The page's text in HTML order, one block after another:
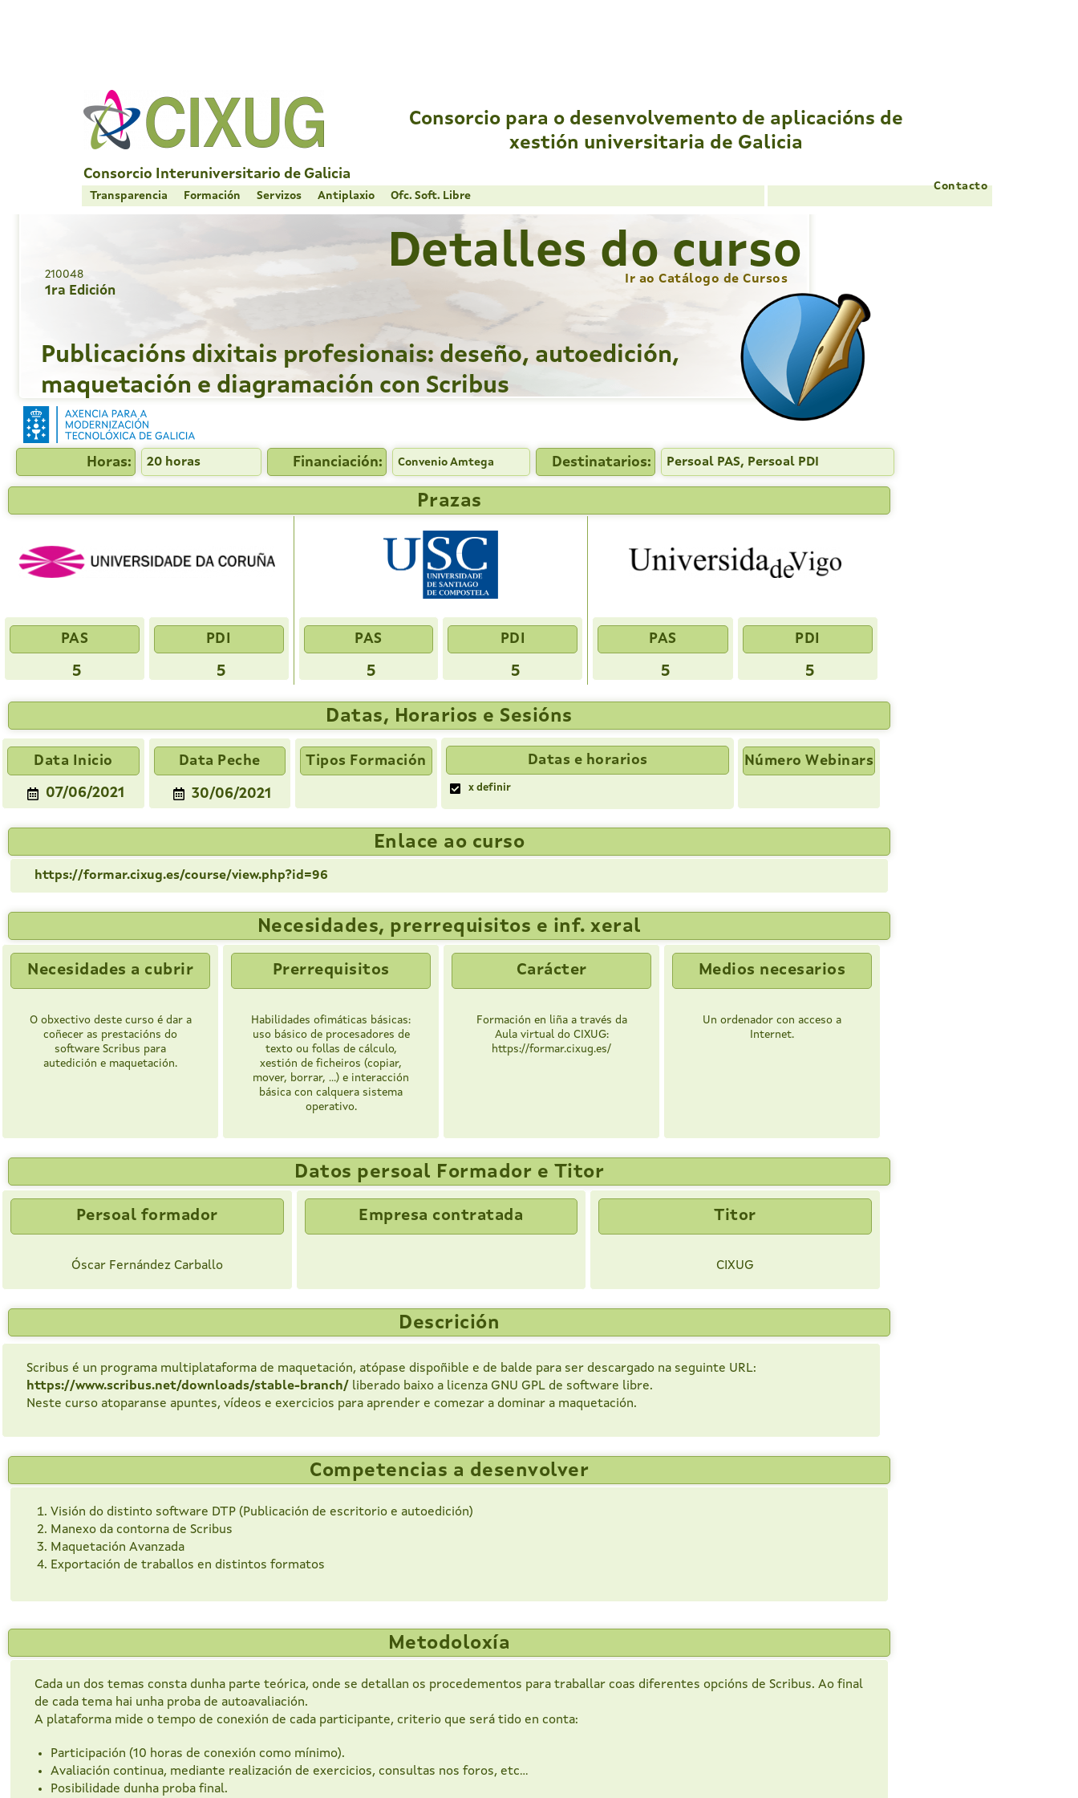
Consorcio Interuniversitario de Galicia
Consorcio para o desenvolvemento de aplicacións de
xestión universitaria de Galicia
Transparencia Formación Servizos Antiplaxio Ofc. Soft. Libre
Contacto
Detalles do curso
Ir ao Catálogo de Cursos
210048
1ra Edición
Publicacións dixitais profesionais: deseño, autoedición,
maquetación e diagramación con Scribus
Horas: 20 horas Financiación: Convenio Amtega Destinatarios: Persoal PAS, Persoal PDI
Prazas
PAS
5
PDI
5
PAS
5
PDI
5
PAS
5
PDI
5
Datas, Horarios e Sesións
Data Inicio
07/06/2021
Data Peche
30/06/2021
Tipos Formación Datas e horarios
x definir
Número Webinars
Enlace ao curso
https://formar.cixug.es/course/view.php?id=96
Necesidades, prerrequisitos e inf. xeral
Necesidades a cubrir
O obxectivo deste curso é dar a
coñecer as prestacións do
software Scribus para
autedición e maquetación.
Prerrequisitos
Habilidades ofimáticas básicas:
uso básico de procesadores de
texto ou follas de cálculo,
xestión de ficheiros (copiar,
mover, borrar, ...) e interacción
básica con calquera sistema
operativo.
Carácter
Formación en liña a través da
Aula virtual do CIXUG:
https://formar.cixug.es/
Medios necesarios
Un ordenador con acceso a
Internet.
Datos persoal Formador e Titor
Persoal formador
Óscar Fernández Carballo
Empresa contratada Titor
CIXUG
Descrición
Scribus é un programa multiplataforma de maquetación, atópase dispoñible e de balde para ser descargado na seguinte URL:
https://www.scribus.net/downloads/stable-branch/ liberado baixo a licenza GNU GPL de software libre.
Neste curso atoparanse apuntes, vídeos e exercicios para aprender e comezar a dominar a maquetación.
Competencias a desenvolver
Visión do distinto software DTP (Publicación de escritorio e autoedición)
Manexo da contorna de Scribus
Maquetación Avanzada
Exportación de traballos en distintos formatos
Metodoloxía
Cada un dos temas consta dunha parte teórica, onde se detallan os procedementos para traballar coas diferentes opcións de Scribus. Ao final
de cada tema hai unha proba de autoavaliación.
A plataforma mide o tempo de conexión de cada participante, criterio que será tido en conta:
Participación (10 horas de conexión como mínimo).
Avaliación continua, mediante realización de exercicios, consultas nos foros, etc...
Posibilidade dunha proba final.